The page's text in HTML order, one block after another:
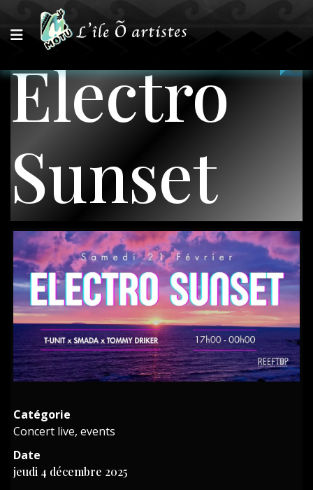
Electro
Sunset
Catégorie
Concert live, events
Date
jeudi 4 décembre 2025